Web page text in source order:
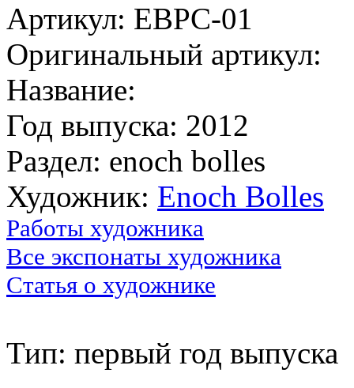
Артикул: EBPC-01
Оригинальный артикул:
Название:
Год выпуска: 2012
Раздел: enoch bolles
Художник: Enoch Bolles
Работы художника
Все экспонаты художника
Статья о художнике
Тип: первый год выпуска